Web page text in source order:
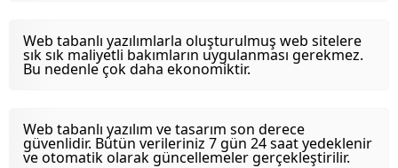
Web tabanlı yazılımlarla oluşturulmuş web sitelere
sık sık maliyetli bakımların uygulanması gerekmez.
Bu nedenle çok daha ekonomiktir.
Web tabanlı yazılım ve tasarım son derece
güvenlidir. Bütün verileriniz 7 gün 24 saat yedeklenir
ve otomatik olarak güncellemeler gerçekleştirilir.